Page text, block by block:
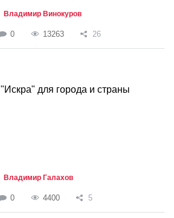
Владимир Винокуров
0 13263 26
"Искра" для города и страны
Владимир Галахов
0 4400 5